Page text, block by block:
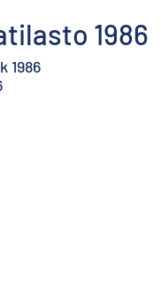
1986
1986